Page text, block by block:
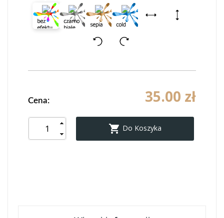
Cena: 35.00 zł
 Do Koszyka